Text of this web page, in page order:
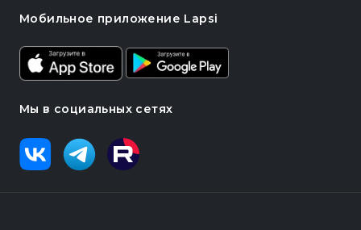
Мобильное приложение Lapsi
Мы в социальных сетях